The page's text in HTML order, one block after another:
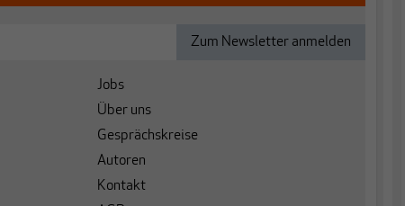
Jobs
Über uns
Gesprächskreise
Autoren
Kontakt